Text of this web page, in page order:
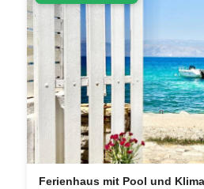
Ferienhaus mit Pool und